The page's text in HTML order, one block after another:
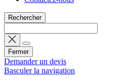
Rechercher
Fermer
Demander un devis
Basculer la navigation